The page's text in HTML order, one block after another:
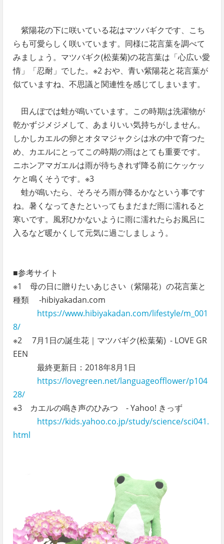
紫陽花の下に咲いている花はマツバギクです、こち
らも可愛らしく咲いています。同様に花言葉を調べて
みましょう。マツバギク(松葉菊)の花言葉は「心広い愛
情」「忍耐」でした。※2 おや、青い紫陽花と花言葉が
似ていますね、不思議と関連性を感じてしまいます。
田んぼでは蛙が鳴いています。この時期は洗濯物が
乾かずジメジメして、あまりいい気持ちがしません。
しかしカエルの卵とオタマジャクシは水の中で育つた
め、カエルにとってこの時期の雨はとても重要です。
ニホンアマガエルは雨が待ちきれず降る前にケッケッ
ケと鳴くそうです。※3
蛙が鳴いたら、そろそろ雨が降るかなという事です
ね。暑くなってきたといってもまだまだ雨に濡れると
寒いです。風邪ひかないように雨に濡れたらお風呂に
入るなど暖かくして元気に過ごしましょう。
■参考サイト
※1 母の日に贈りたいあじさい（紫陽花）の花言葉と
種類 -hibiyakadan.com
https://www.hibiyakadan.com/lifestyle/m_001
8/
※2 7月1日の誕生花｜マツバギク(松葉菊) - LOVE GR
EEN
最終更新日：2018年8月1日
https://lovegreen.net/languageofflower/p104
28/
※3 カエルの鳴き声のひみつ - Yahoo! きっず
https://kids.yahoo.co.jp/study/science/sci041.
html